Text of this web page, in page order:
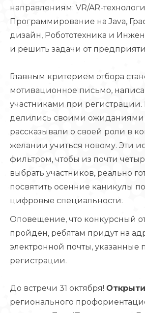
направлениям: VR/AR-
Программирование на Java,
дизайн, Робототехника и
и решить задачи от
Главным критерием отбора
мотивационное письмо,
участниками при регистрации.
делились своими ожиданиями
рассказывали о своей роли в
желании учиться новому. Эти
фильтром, чтобы из почти
выбрать участников, реально
посвятить осенние каникулы
цифровые специальности.
Оповещение, что конкурсный
пройден, ребятам придут на
электронной почты, указанные
регистрации.
До встречи 31 октября!
регионального